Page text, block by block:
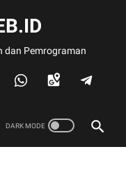
dan Pemrograman